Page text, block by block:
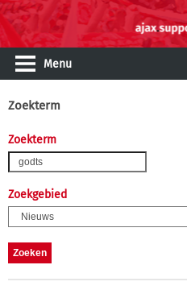
Menu
Zoekterm
Zoekterm
Zoekgebied